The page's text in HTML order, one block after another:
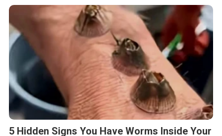
5 Hidden Signs You Have Worms Inside Your